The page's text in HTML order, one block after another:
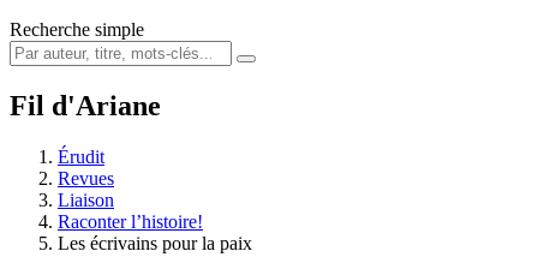
Recherche simple
Fil d'Ariane
Érudit
Revues
Liaison
Raconter l’histoire!
Les écrivains pour la paix